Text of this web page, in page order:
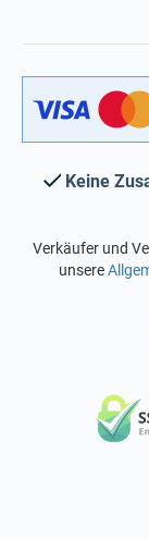
Keine
Verkäufer und
unsere